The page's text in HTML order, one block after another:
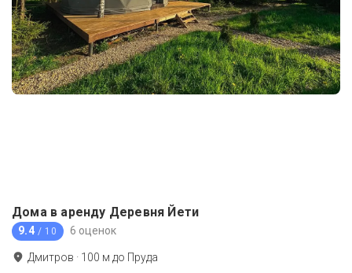
Дома в аренду Деревня Йети
9.4 / 10 6 оценок
Дмитров · 100 м до Пруда